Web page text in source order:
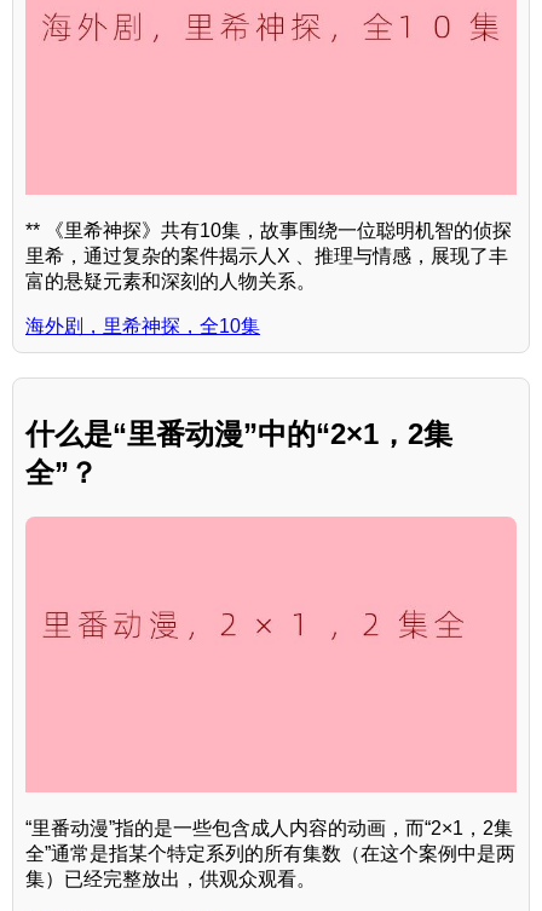
** 《里希神探》共有10集，故事围绕一位聪明机智的侦探
里希，通过复杂的案件揭示人X 、推理与情感，展现了丰
富的悬疑元素和深刻的人物关系。
海外剧，里希神探，全10集
什么是“里番动漫”中的“2×1，2集
全”？
“里番动漫”指的是一些包含成人内容的动画，而“2×1，2集
全”通常是指某个特定系列的所有集数（在这个案例中是两
集）已经完整放出，供观众观看。